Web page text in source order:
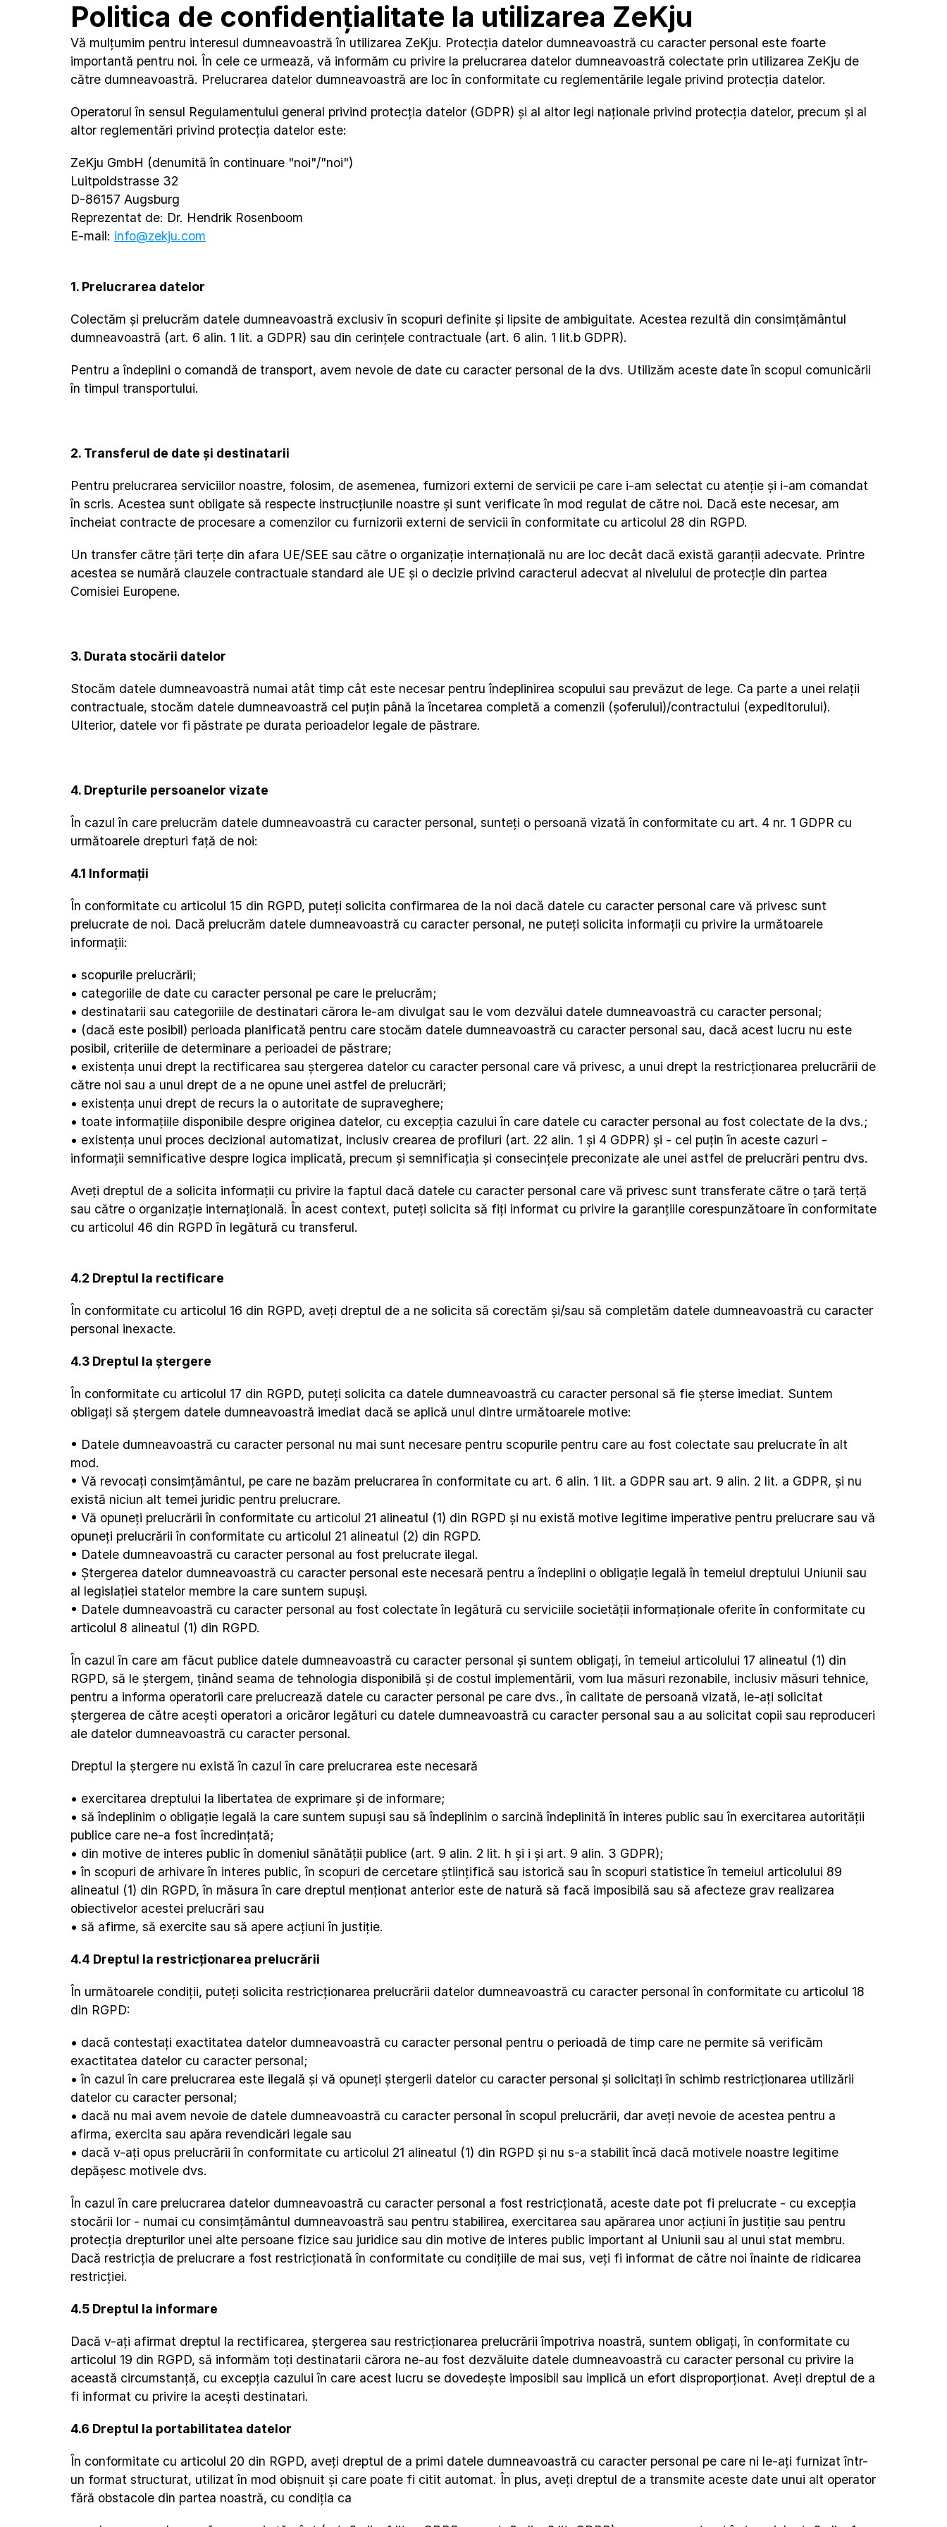
Politica de confidențialitate la utilizarea ZeKju
Vă mulțumim pentru interesul dumneavoastră în utilizarea ZeKju. Protecția datelor dumneavoastră cu caracter personal este foarte
importantă pentru noi. În cele ce urmează, vă informăm cu privire la prelucrarea datelor dumneavoastră colectate prin utilizarea ZeKju de
către dumneavoastră. Prelucrarea datelor dumneavoastră are loc în conformitate cu reglementările legale privind protecția datelor.
Operatorul în sensul Regulamentului general privind protecția datelor (GDPR) și al altor legi naționale privind protecția datelor, precum și al
altor reglementări privind protecția datelor este:
ZeKju GmbH (denumită în continuare "noi"/"noi")
Luitpoldstrasse 32
D-86157 Augsburg
Reprezentat de: Dr. Hendrik Rosenboom
E-mail: info@zekju.com
1. Prelucrarea datelor
Colectăm și prelucrăm datele dumneavoastră exclusiv în scopuri definite și lipsite de ambiguitate. Acestea rezultă din consimțământul
dumneavoastră (art. 6 alin. 1 lit. a GDPR) sau din cerințele contractuale (art. 6 alin. 1 lit.b GDPR).
Pentru a îndeplini o comandă de transport, avem nevoie de date cu caracter personal de la dvs. Utilizăm aceste date în scopul comunicării
în timpul transportului.
2. Transferul de date și destinatarii
Pentru prelucrarea serviciilor noastre, folosim, de asemenea, furnizori externi de servicii pe care i-am selectat cu atenție și i-am comandat
în scris. Acestea sunt obligate să respecte instrucțiunile noastre și sunt verificate în mod regulat de către noi. Dacă este necesar, am
încheiat contracte de procesare a comenzilor cu furnizorii externi de servicii în conformitate cu articolul 28 din RGPD.
Un transfer către țări terțe din afara UE/SEE sau către o organizație internațională nu are loc decât dacă există garanții adecvate. Printre
acestea se numără clauzele contractuale standard ale UE și o decizie privind caracterul adecvat al nivelului de protecție din partea
Comisiei Europene.
3. Durata stocării datelor
Stocăm datele dumneavoastră numai atât timp cât este necesar pentru îndeplinirea scopului sau prevăzut de lege. Ca parte a unei relații
contractuale, stocăm datele dumneavoastră cel puțin până la încetarea completă a comenzii (șoferului)/contractului (expeditorului).
Ulterior, datele vor fi păstrate pe durata perioadelor legale de păstrare.
4. Drepturile persoanelor vizate
În cazul în care prelucrăm datele dumneavoastră cu caracter personal, sunteți o persoană vizată în conformitate cu art. 4 nr. 1 GDPR cu
următoarele drepturi față de noi:
4.1 Informații
În conformitate cu articolul 15 din RGPD, puteți solicita confirmarea de la noi dacă datele cu caracter personal care vă privesc sunt
prelucrate de noi. Dacă prelucrăm datele dumneavoastră cu caracter personal, ne puteți solicita informații cu privire la următoarele
informații:
• scopurile prelucrării;
• categoriile de date cu caracter personal pe care le prelucrăm;
• destinatarii sau categoriile de destinatari cărora le-am divulgat sau le vom dezvălui datele dumneavoastră cu caracter personal;
• (dacă este posibil) perioada planificată pentru care stocăm datele dumneavoastră cu caracter personal sau, dacă acest lucru nu este
posibil, criteriile de determinare a perioadei de păstrare;
• existența unui drept la rectificarea sau ștergerea datelor cu caracter personal care vă privesc, a unui drept la restricționarea prelucrării de
către noi sau a unui drept de a ne opune unei astfel de prelucrări;
• existența unui drept de recurs la o autoritate de supraveghere;
• toate informațiile disponibile despre originea datelor, cu excepția cazului în care datele cu caracter personal au fost colectate de la dvs.;
• existența unui proces decizional automatizat, inclusiv crearea de profiluri (art. 22 alin. 1 și 4 GDPR) și - cel puțin în aceste cazuri -
informații semnificative despre logica implicată, precum și semnificația și consecințele preconizate ale unei astfel de prelucrări pentru dvs.
Aveți dreptul de a solicita informații cu privire la faptul dacă datele cu caracter personal care vă privesc sunt transferate către o țară terță
sau către o organizație internațională. În acest context, puteți solicita să fiți informat cu privire la garanțiile corespunzătoare în conformitate
cu articolul 46 din RGPD în legătură cu transferul.
4.2 Dreptul la rectificare
În conformitate cu articolul 16 din RGPD, aveți dreptul de a ne solicita să corectăm și/sau să completăm datele dumneavoastră cu caracter
personal inexacte.
4.3 Dreptul la ștergere
În conformitate cu articolul 17 din RGPD, puteți solicita ca datele dumneavoastră cu caracter personal să fie șterse imediat. Suntem
obligați să ștergem datele dumneavoastră imediat dacă se aplică unul dintre următoarele motive:
• Datele dumneavoastră cu caracter personal nu mai sunt necesare pentru scopurile pentru care au fost colectate sau prelucrate în alt
mod.
• Vă revocați consimțământul, pe care ne bazăm prelucrarea în conformitate cu art. 6 alin. 1 lit. a GDPR sau art. 9 alin. 2 lit. a GDPR, și nu
există niciun alt temei juridic pentru prelucrare.
• Vă opuneți prelucrării în conformitate cu articolul 21 alineatul (1) din RGPD și nu există motive legitime imperative pentru prelucrare sau vă
opuneți prelucrării în conformitate cu articolul 21 alineatul (2) din RGPD.
• Datele dumneavoastră cu caracter personal au fost prelucrate ilegal.
• Ștergerea datelor dumneavoastră cu caracter personal este necesară pentru a îndeplini o obligație legală în temeiul dreptului Uniunii sau
al legislației statelor membre la care suntem supuși.
• Datele dumneavoastră cu caracter personal au fost colectate în legătură cu serviciile societății informaționale oferite în conformitate cu
articolul 8 alineatul (1) din RGPD.
În cazul în care am făcut publice datele dumneavoastră cu caracter personal și suntem obligați, în temeiul articolului 17 alineatul (1) din
RGPD, să le ștergem, ținând seama de tehnologia disponibilă și de costul implementării, vom lua măsuri rezonabile, inclusiv măsuri tehnice,
pentru a informa operatorii care prelucrează datele cu caracter personal pe care dvs., în calitate de persoană vizată, le-ați solicitat
ștergerea de către acești operatori a oricăror legături cu datele dumneavoastră cu caracter personal sau a au solicitat copii sau reproduceri
ale datelor dumneavoastră cu caracter personal.
Dreptul la ștergere nu există în cazul în care prelucrarea este necesară
• exercitarea dreptului la libertatea de exprimare și de informare;
• să îndeplinim o obligație legală la care suntem supuși sau să îndeplinim o sarcină îndeplinită în interes public sau în exercitarea autorității
publice care ne-a fost încredințată;
• din motive de interes public în domeniul sănătății publice (art. 9 alin. 2 lit. h și i și art. 9 alin. 3 GDPR);
• în scopuri de arhivare în interes public, în scopuri de cercetare științifică sau istorică sau în scopuri statistice în temeiul articolului 89
alineatul (1) din RGPD, în măsura în care dreptul menționat anterior este de natură să facă imposibilă sau să afecteze grav realizarea
obiectivelor acestei prelucrări sau
• să afirme, să exercite sau să apere acțiuni în justiție.
4.4 Dreptul la restricționarea prelucrării
În următoarele condiții, puteți solicita restricționarea prelucrării datelor dumneavoastră cu caracter personal în conformitate cu articolul 18
din RGPD:
• dacă contestați exactitatea datelor dumneavoastră cu caracter personal pentru o perioadă de timp care ne permite să verificăm
exactitatea datelor cu caracter personal;
• în cazul în care prelucrarea este ilegală și vă opuneți ștergerii datelor cu caracter personal și solicitați în schimb restricționarea utilizării
datelor cu caracter personal;
• dacă nu mai avem nevoie de datele dumneavoastră cu caracter personal în scopul prelucrării, dar aveți nevoie de acestea pentru a
afirma, exercita sau apăra revendicări legale sau
• dacă v-ați opus prelucrării în conformitate cu articolul 21 alineatul (1) din RGPD și nu s-a stabilit încă dacă motivele noastre legitime
depășesc motivele dvs.
În cazul în care prelucrarea datelor dumneavoastră cu caracter personal a fost restricționată, aceste date pot fi prelucrate - cu excepția
stocării lor - numai cu consimțământul dumneavoastră sau pentru stabilirea, exercitarea sau apărarea unor acțiuni în justiție sau pentru
protecția drepturilor unei alte persoane fizice sau juridice sau din motive de interes public important al Uniunii sau al unui stat membru.
Dacă restricția de prelucrare a fost restricționată în conformitate cu condițiile de mai sus, veți fi informat de către noi înainte de ridicarea
restricției.
4.5 Dreptul la informare
Dacă v-ați afirmat dreptul la rectificarea, ștergerea sau restricționarea prelucrării împotriva noastră, suntem obligați, în conformitate cu
articolul 19 din RGPD, să informăm toți destinatarii cărora ne-au fost dezvăluite datele dumneavoastră cu caracter personal cu privire la
această circumstanță, cu excepția cazului în care acest lucru se dovedește imposibil sau implică un efort disproporționat. Aveți dreptul de a
fi informat cu privire la acești destinatari.
4.6 Dreptul la portabilitatea datelor
În conformitate cu articolul 20 din RGPD, aveți dreptul de a primi datele dumneavoastră cu caracter personal pe care ni le-ați furnizat într-
un format structurat, utilizat în mod obișnuit și care poate fi citit automat. În plus, aveți dreptul de a transmite aceste date unui alt operator
fără obstacole din partea noastră, cu condiția ca